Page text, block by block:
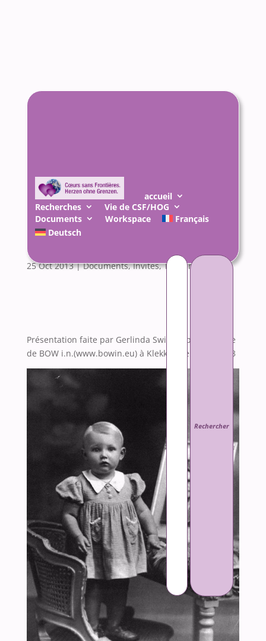
accueil
Recherches
Vie de CSF/HOG
Documents
Workspace
Français
Deutsch
Rechercher :
Mon père, l’ennemi
inconnu
25 Oct 2013|Documents,Invités,Témoins
Présentation faite par Gerlinda Swillen, porte-parole
de BOW i.n.(www.bowin.eu) à Klekken, le 7 Juin 2013